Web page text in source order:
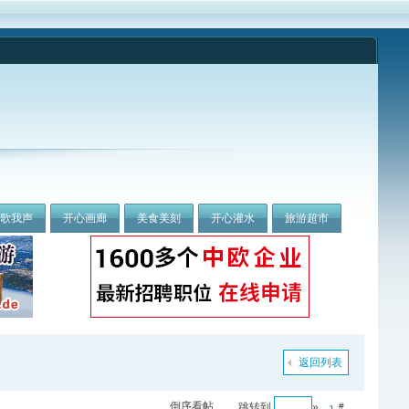
我声 开心画廊 美食美刻 开心灌水 旅游超市
返回列表
#
倒序看帖